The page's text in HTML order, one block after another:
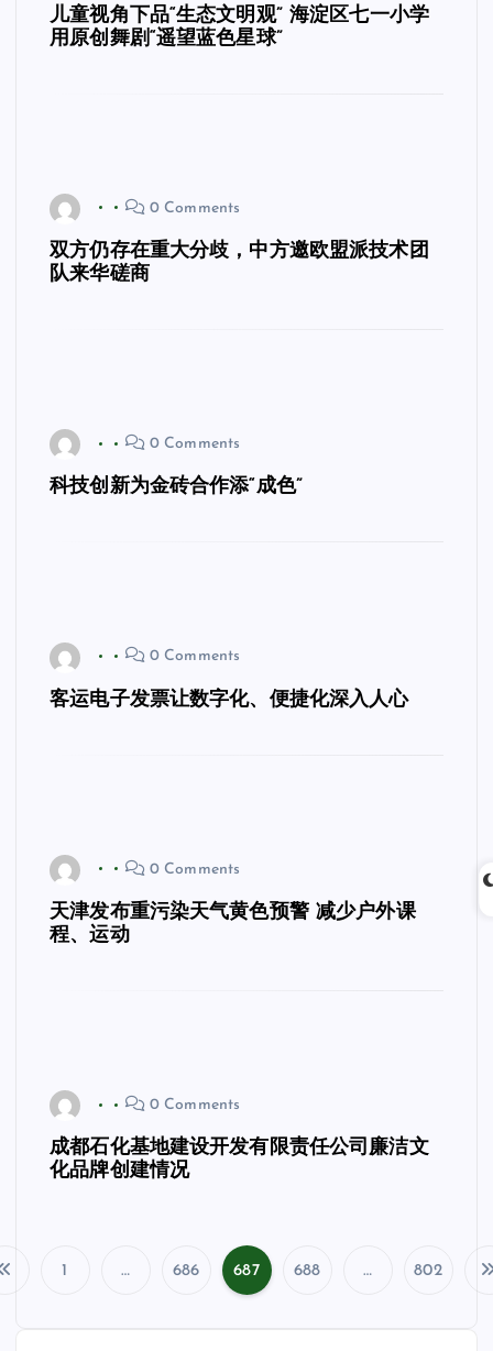
儿童视角下品“生态文明观” 海淀区七一小学
用原创舞剧“遥望蓝色星球”
0 Comments
双方仍存在重大分歧，中方邀欧盟派技术团
队来华磋商
0 Comments
科技创新为金砖合作添“成色”
0 Comments
客运电子发票让数字化、便捷化深入人心
0 Comments
天津发布重污染天气黄色预警 减少户外课
程、运动
0 Comments
成都石化基地建设开发有限责任公司廉洁文
化品牌创建情况
文
1 … 686 687 688 … 802